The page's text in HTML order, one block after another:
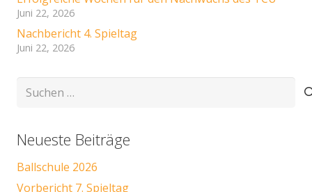
Juni 22, 2026
Nachbericht 4. Spieltag
Juni 22, 2026
Suchen
Neueste Beiträge
Ballschule 2026
Vorbericht 7. Spieltag